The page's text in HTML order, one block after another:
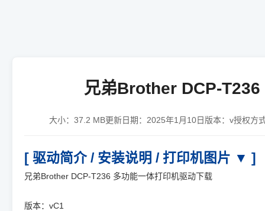
兄弟Brother DCP-T236
大小： 37.2 MB更新日期： 2025年1月10日 版本： v授权方
[ 驱动简介 / 安装说明 / 打印机图片 ▼ ]
兄弟Brother DCP-T236 多功能一体打印机驱动下载
版本：vC1